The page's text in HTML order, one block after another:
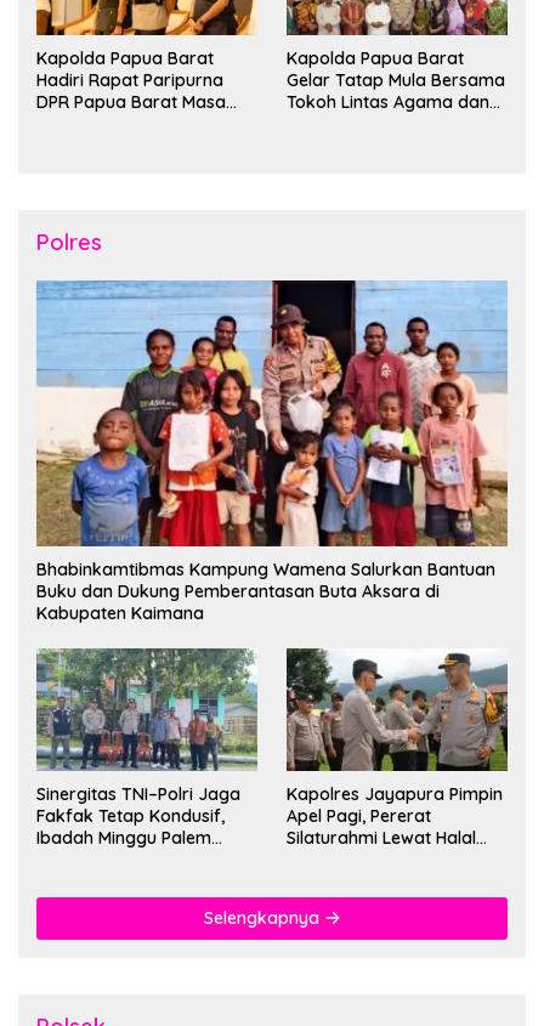
Kapolda Papua Barat
Hadiri Rapat Paripurna
DPR Papua Barat Masa
Kapolda Papua Barat
Gelar Tatap Mula Bersama
Tokoh Lintas Agama dan
Polres
Bhabinkamtibmas Kampung Wamena Salurkan Bantuan
Buku dan Dukung Pemberantasan Buta Aksara di
Kabupaten Kaimana
Sinergitas TNI–Polri Jaga
Fakfak Tetap Kondusif,
Ibadah Minggu Palem
Kapolres Jayapura Pimpin
Apel Pagi, Pererat
Silaturahmi Lewat Halal
Selengkapnya